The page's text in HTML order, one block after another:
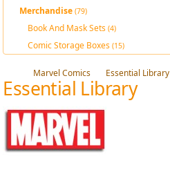
Merchandise(79)
Book And Mask Sets(4)
Comic Storage Boxes(15)
Marvel Comics Essential Library
Essential Library